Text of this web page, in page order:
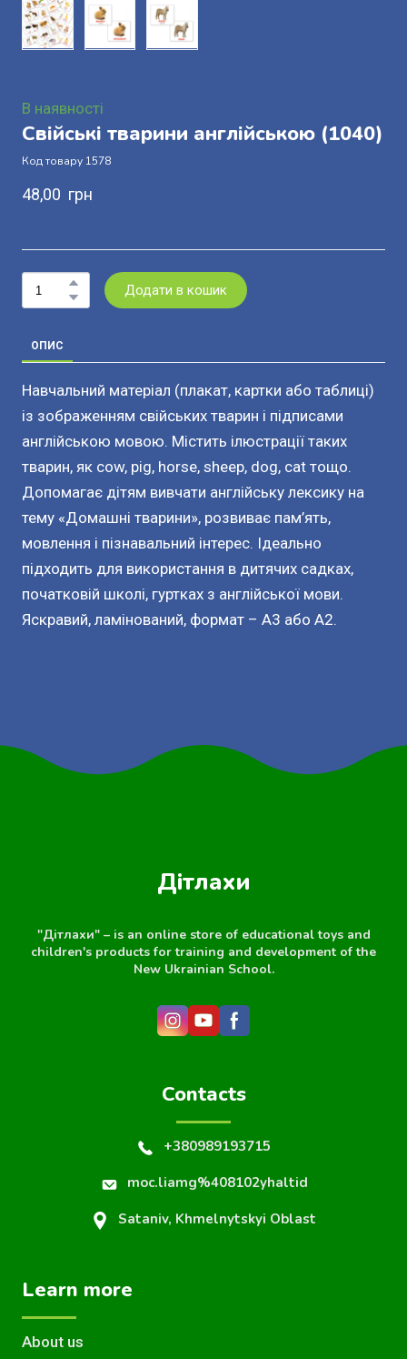
В наявності
Свійські тварини англійською (1040)
Код товару 1578
48,00  грн
Додати в кошик
ОПИС
Навчальний матеріал (плакат, картки або таблиці)
із зображенням свійських тварин і підписами
англійською мовою. Містить ілюстрації таких
тварин, як cow, pig, horse, sheep, dog, cat тощо.
Допомагає дітям вивчати англійську лексику на
тему «Домашні тварини», розвиває пам’ять,
мовлення і пізнавальний інтерес. Ідеально
підходить для використання в дитячих садках,
початковій школі, гуртках з англійської мови.
Яскравий, ламінований, формат – А3 або А2.
Дітлахи
"Дітлахи" – is an online store of educational toys and
children's products for training and development of the
New Ukrainian School.
Contacts
+380989193715
moc.liamg%408102yhaltid
Sataniv, Khmelnytskyi Oblast
Learn more
About us